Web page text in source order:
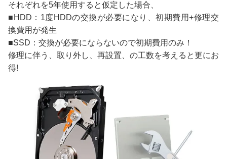
それぞれを5年使用すると仮定した場合、
■HDD：1度HDDの交換が必要になり、初期費用+修理交
換費用が発生
■SSD：交換が必要にならないので初期費用のみ！
修理に伴う、取り外し、再設置、の工数を考えると更にお
得!